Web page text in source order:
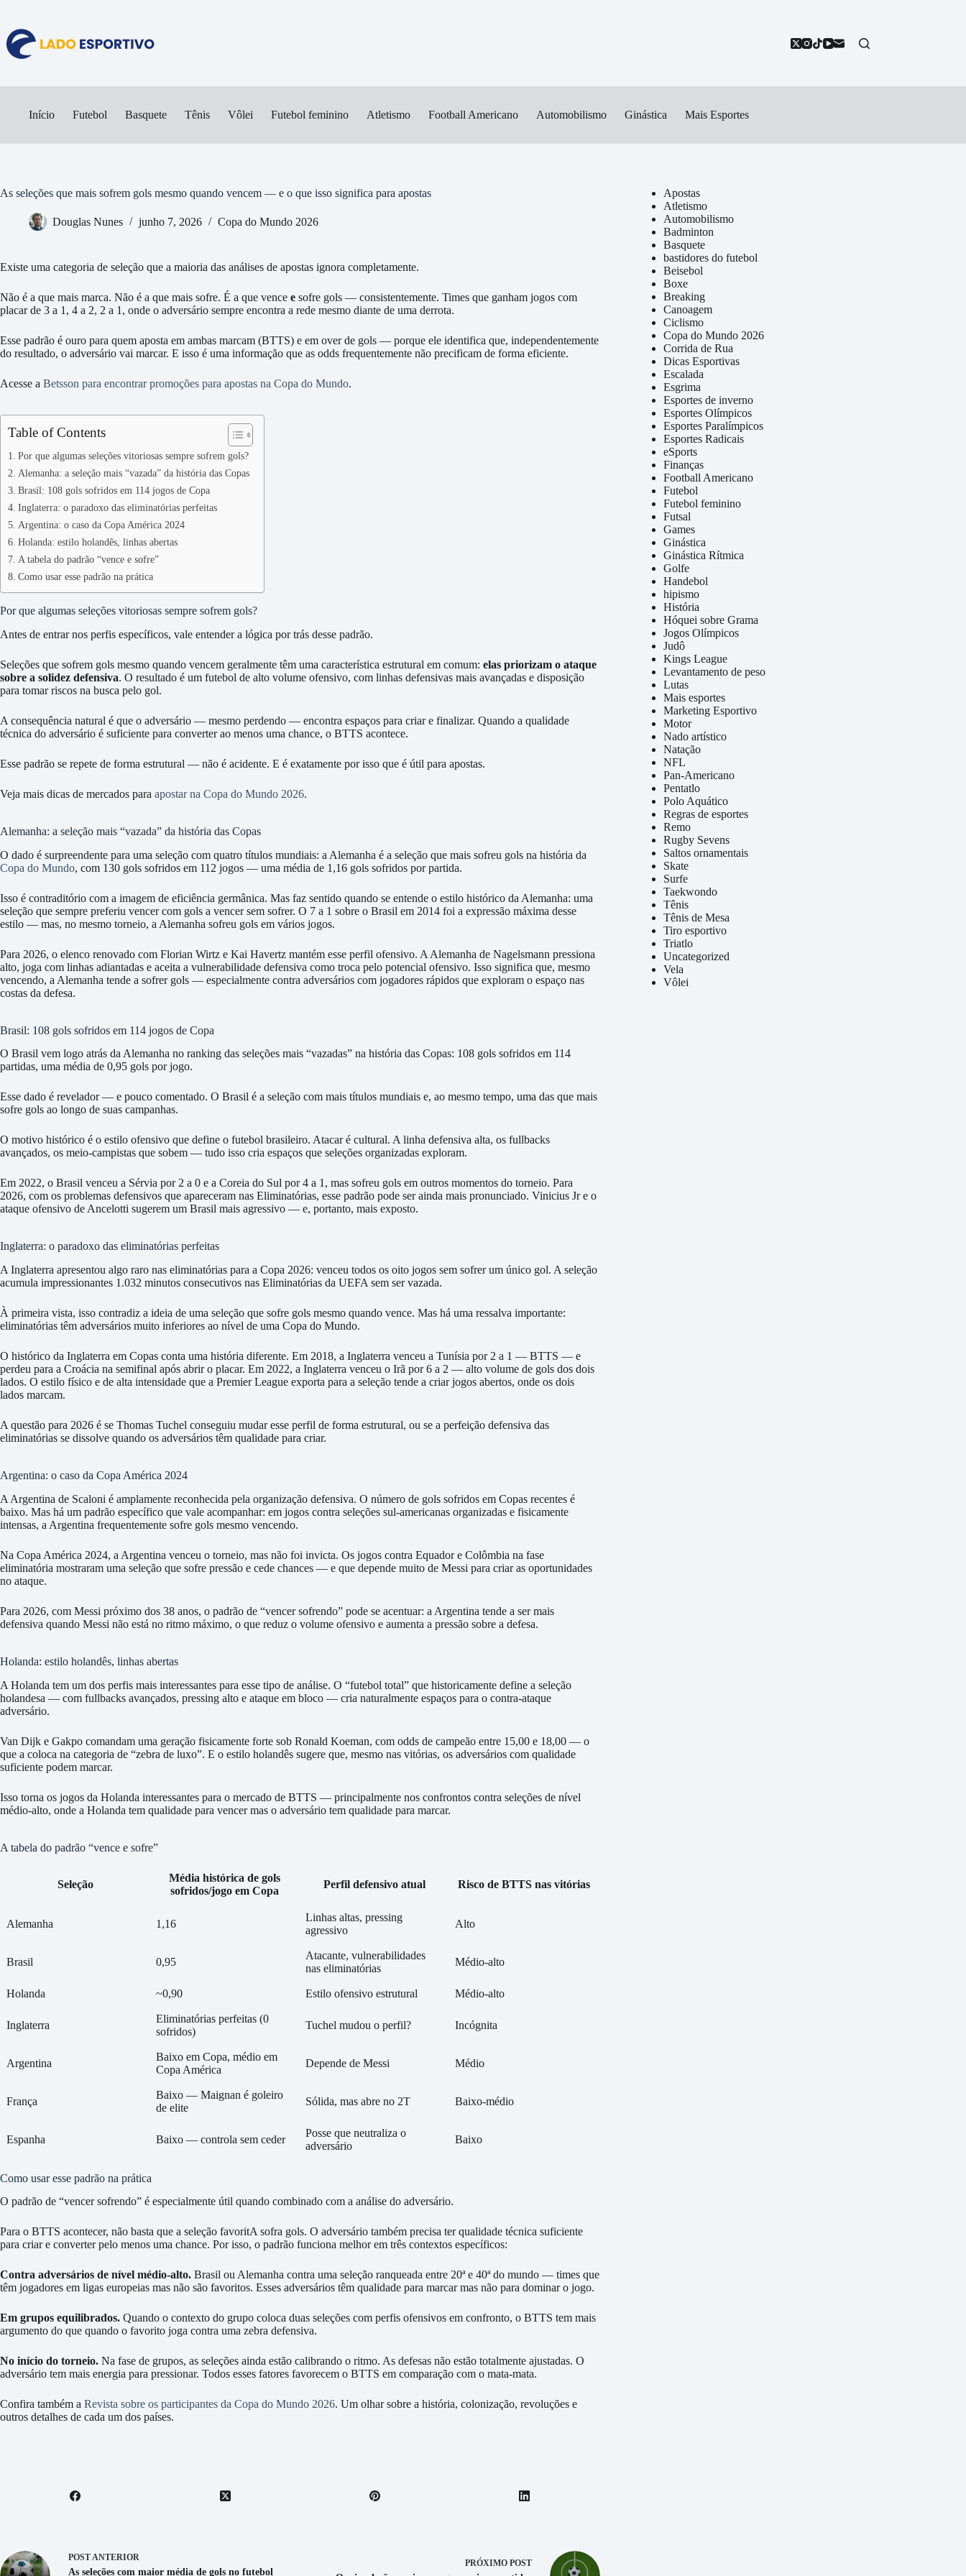
conteúdo
Início Futebol Basquete Tênis Vôlei Futebol feminino Atletismo Football Americano Automobilismo Ginástica Mais Esportes
As seleções que mais sofrem gols mesmo quando vencem — e o que isso significa para apostas
Douglas Nunes junho 7, 2026 Copa do Mundo 2026
Existe uma categoria de seleção que a maioria das análises de apostas ignora completamente.
Não é a que mais marca. Não é a que mais sofre. É a que vence e sofre gols — consistentemente. Times que ganham jogos com
placar de 3 a 1, 4 a 2, 2 a 1, onde o adversário sempre encontra a rede mesmo diante de uma derrota.
Esse padrão é ouro para quem aposta em ambas marcam (BTTS) e em over de gols — porque ele identifica que, independentemente
do resultado, o adversário vai marcar. E isso é uma informação que as odds frequentemente não precificam de forma eficiente.
Acesse a Betsson para encontrar promoções para apostas na Copa do Mundo.
Table of Contents
Por que algumas seleções vitoriosas sempre sofrem gols?
Alemanha: a seleção mais “vazada” da história das Copas
Brasil: 108 gols sofridos em 114 jogos de Copa
Inglaterra: o paradoxo das eliminatórias perfeitas
Argentina: o caso da Copa América 2024
Holanda: estilo holandês, linhas abertas
A tabela do padrão “vence e sofre”
Como usar esse padrão na prática
Por que algumas seleções vitoriosas sempre sofrem gols?
Antes de entrar nos perfis específicos, vale entender a lógica por trás desse padrão.
Seleções que sofrem gols mesmo quando vencem geralmente têm uma característica estrutural em comum: elas priorizam o ataque
sobre a solidez defensiva. O resultado é um futebol de alto volume ofensivo, com linhas defensivas mais avançadas e disposição
para tomar riscos na busca pelo gol.
A consequência natural é que o adversário — mesmo perdendo — encontra espaços para criar e finalizar. Quando a qualidade
técnica do adversário é suficiente para converter ao menos uma chance, o BTTS acontece.
Esse padrão se repete de forma estrutural — não é acidente. E é exatamente por isso que é útil para apostas.
Veja mais dicas de mercados para apostar na Copa do Mundo 2026.
Alemanha: a seleção mais “vazada” da história das Copas
O dado é surpreendente para uma seleção com quatro títulos mundiais: a Alemanha é a seleção que mais sofreu gols na história da
Copa do Mundo, com 130 gols sofridos em 112 jogos — uma média de 1,16 gols sofridos por partida.
Isso é contraditório com a imagem de eficiência germânica. Mas faz sentido quando se entende o estilo histórico da Alemanha: uma
seleção que sempre preferiu vencer com gols a vencer sem sofrer. O 7 a 1 sobre o Brasil em 2014 foi a expressão máxima desse
estilo — mas, no mesmo torneio, a Alemanha sofreu gols em vários jogos.
Para 2026, o elenco renovado com Florian Wirtz e Kai Havertz mantém esse perfil ofensivo. A Alemanha de Nagelsmann pressiona
alto, joga com linhas adiantadas e aceita a vulnerabilidade defensiva como troca pelo potencial ofensivo. Isso significa que, mesmo
vencendo, a Alemanha tende a sofrer gols — especialmente contra adversários com jogadores rápidos que exploram o espaço nas
costas da defesa.
Brasil: 108 gols sofridos em 114 jogos de Copa
O Brasil vem logo atrás da Alemanha no ranking das seleções mais “vazadas” na história das Copas: 108 gols sofridos em 114
partidas, uma média de 0,95 gols por jogo.
Esse dado é revelador — e pouco comentado. O Brasil é a seleção com mais títulos mundiais e, ao mesmo tempo, uma das que mais
sofre gols ao longo de suas campanhas.
O motivo histórico é o estilo ofensivo que define o futebol brasileiro. Atacar é cultural. A linha defensiva alta, os fullbacks
avançados, os meio-campistas que sobem — tudo isso cria espaços que seleções organizadas exploram.
Em 2022, o Brasil venceu a Sérvia por 2 a 0 e a Coreia do Sul por 4 a 1, mas sofreu gols em outros momentos do torneio. Para
2026, com os problemas defensivos que apareceram nas Eliminatórias, esse padrão pode ser ainda mais pronunciado. Vinicius Jr e o
ataque ofensivo de Ancelotti sugerem um Brasil mais agressivo — e, portanto, mais exposto.
Inglaterra: o paradoxo das eliminatórias perfeitas
A Inglaterra apresentou algo raro nas eliminatórias para a Copa 2026: venceu todos os oito jogos sem sofrer um único gol. A seleção
acumula impressionantes 1.032 minutos consecutivos nas Eliminatórias da UEFA sem ser vazada.
À primeira vista, isso contradiz a ideia de uma seleção que sofre gols mesmo quando vence. Mas há uma ressalva importante:
eliminatórias têm adversários muito inferiores ao nível de uma Copa do Mundo.
O histórico da Inglaterra em Copas conta uma história diferente. Em 2018, a Inglaterra venceu a Tunísia por 2 a 1 — BTTS — e
perdeu para a Croácia na semifinal após abrir o placar. Em 2022, a Inglaterra venceu o Irã por 6 a 2 — alto volume de gols dos dois
lados. O estilo físico e de alta intensidade que a Premier League exporta para a seleção tende a criar jogos abertos, onde os dois
lados marcam.
A questão para 2026 é se Thomas Tuchel conseguiu mudar esse perfil de forma estrutural, ou se a perfeição defensiva das
eliminatórias se dissolve quando os adversários têm qualidade para criar.
Argentina: o caso da Copa América 2024
A Argentina de Scaloni é amplamente reconhecida pela organização defensiva. O número de gols sofridos em Copas recentes é
baixo. Mas há um padrão específico que vale acompanhar: em jogos contra seleções sul-americanas organizadas e fisicamente
intensas, a Argentina frequentemente sofre gols mesmo vencendo.
Na Copa América 2024, a Argentina venceu o torneio, mas não foi invicta. Os jogos contra Equador e Colômbia na fase
eliminatória mostraram uma seleção que sofre pressão e cede chances — e que depende muito de Messi para criar as oportunidades
no ataque.
Para 2026, com Messi próximo dos 38 anos, o padrão de “vencer sofrendo” pode se acentuar: a Argentina tende a ser mais
defensiva quando Messi não está no ritmo máximo, o que reduz o volume ofensivo e aumenta a pressão sobre a defesa.
Holanda: estilo holandês, linhas abertas
A Holanda tem um dos perfis mais interessantes para esse tipo de análise. O “futebol total” que historicamente define a seleção
holandesa — com fullbacks avançados, pressing alto e ataque em bloco — cria naturalmente espaços para o contra-ataque
adversário.
Van Dijk e Gakpo comandam uma geração fisicamente forte sob Ronald Koeman, com odds de campeão entre 15,00 e 18,00 — o
que a coloca na categoria de “zebra de luxo”. E o estilo holandês sugere que, mesmo nas vitórias, os adversários com qualidade
suficiente podem marcar.
Isso torna os jogos da Holanda interessantes para o mercado de BTTS — principalmente nos confrontos contra seleções de nível
médio-alto, onde a Holanda tem qualidade para vencer mas o adversário tem qualidade para marcar.
A tabela do padrão “vence e sofre”
Seleção
Média histórica de gols
sofridos/jogo em Copa
Perfil defensivo atual Risco de BTTS nas vitórias
Alemanha 1,16
Linhas altas, pressing
agressivo
Alto
Brasil 0,95
Atacante, vulnerabilidades
nas eliminatórias
Médio-alto
Holanda ~0,90 Estilo ofensivo estrutural Médio-alto
Inglaterra
Eliminatórias perfeitas (0
sofridos)
Tuchel mudou o perfil? Incógnita
Argentina
Baixo em Copa, médio em
Copa América
Depende de Messi Médio
França
Baixo — Maignan é goleiro
de elite
Sólida, mas abre no 2T Baixo-médio
Espanha Baixo — controla sem ceder
Posse que neutraliza o
adversário
Baixo
Como usar esse padrão na prática
O padrão de “vencer sofrendo” é especialmente útil quando combinado com a análise do adversário.
Para o BTTS acontecer, não basta que a seleção favoritA sofra gols. O adversário também precisa ter qualidade técnica suficiente
para criar e converter pelo menos uma chance. Por isso, o padrão funciona melhor em três contextos específicos:
Contra adversários de nível médio-alto. Brasil ou Alemanha contra uma seleção ranqueada entre 20ª e 40ª do mundo — times que
têm jogadores em ligas europeias mas não são favoritos. Esses adversários têm qualidade para marcar mas não para dominar o jogo.
Em grupos equilibrados. Quando o contexto do grupo coloca duas seleções com perfis ofensivos em confronto, o BTTS tem mais
argumento do que quando o favorito joga contra uma zebra defensiva.
No início do torneio. Na fase de grupos, as seleções ainda estão calibrando o ritmo. As defesas não estão totalmente ajustadas. O
adversário tem mais energia para pressionar. Todos esses fatores favorecem o BTTS em comparação com o mata-mata.
Confira também a Revista sobre os participantes da Copa do Mundo 2026. Um olhar sobre a história, colonização, revoluções e
outros detalhes de cada um dos países.
POSTANTERIOR
As seleções com maior média de gols no futebol
PRÓXIMO POST
Apostas
Atletismo
Automobilismo
Badminton
Basquete
bastidores do futebol
Beisebol
Boxe
Breaking
Canoagem
Ciclismo
Copa do Mundo 2026
Corrida de Rua
Dicas Esportivas
Escalada
Esgrima
Esportes de inverno
Esportes Olímpicos
Esportes Paralímpicos
Esportes Radicais
eSports
Finanças
Football Americano
Futebol
Futebol feminino
Futsal
Games
Ginástica
Ginástica Rítmica
Golfe
Handebol
hipismo
História
Hóquei sobre Grama
Jogos Olímpicos
Judô
Kings League
Levantamento de peso
Lutas
Mais esportes
Marketing Esportivo
Motor
Nado artístico
Natação
NFL
Pan-Americano
Pentatlo
Polo Aquático
Regras de esportes
Remo
Rugby Sevens
Saltos ornamentais
Skate
Surfe
Taekwondo
Tênis
Tênis de Mesa
Tiro esportivo
Triatlo
Uncategorized
Vela
Vôlei